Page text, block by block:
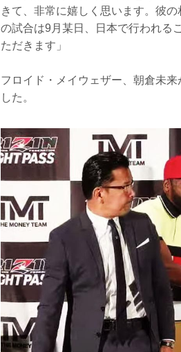
きて、非常に嬉しく思います。彼
の試合は9月某日、日本で行われる
ただきます」
フロイド・メイウェザー、朝倉未
した。